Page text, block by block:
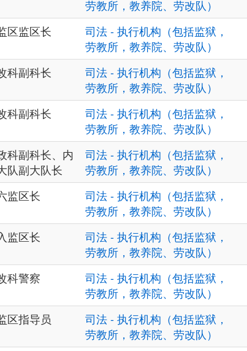
劳教所，教养院、劳改队）
区监区长
司法 - 执行机构（包括监狱，
劳教所，教养院、劳改队）
科副科长
司法 - 执行机构（包括监狱，
劳教所，教养院、劳改队）
科副科长
司法 - 执行机构（包括监狱，
劳教所，教养院、劳改队）
科副科长、内
队副大队长
司法 - 执行机构（包括监狱，
劳教所，教养院、劳改队）
监区长
司法 - 执行机构（包括监狱，
劳教所，教养院、劳改队）
监区长
司法 - 执行机构（包括监狱，
劳教所，教养院、劳改队）
科警察
司法 - 执行机构（包括监狱，
劳教所，教养院、劳改队）
区指导员
司法 - 执行机构（包括监狱，
劳教所，教养院、劳改队）